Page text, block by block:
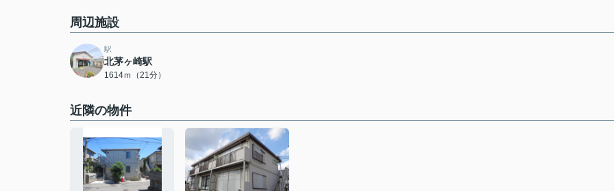
周辺施設
駅
北茅ヶ崎駅
1614ｍ（21分）
近隣の物件